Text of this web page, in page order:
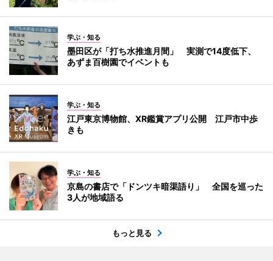
学ぶ・知る
墨田区が「打ち水推進月間」 実測で14度低下、
あずま百樹園でイベントも
学ぶ・知る
江戸東京博物館、XR鑑賞アプリ公開 江戸市中歩
きも
学ぶ・知る
京島の書店で「ドンツキ暗渠語り」 全国を巡った
3人が地域語る
もっと見る